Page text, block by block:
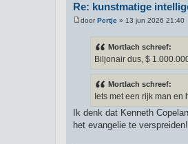
Re: kunstmatige
doorPcrtje » 13 jun 2026 21:40
Mortlach schreef:
Biljonair dus, $
Mortlach schreef:
Iets met een rijk man
Ik denk dat Kenneth
het evangelie te verspreiden!